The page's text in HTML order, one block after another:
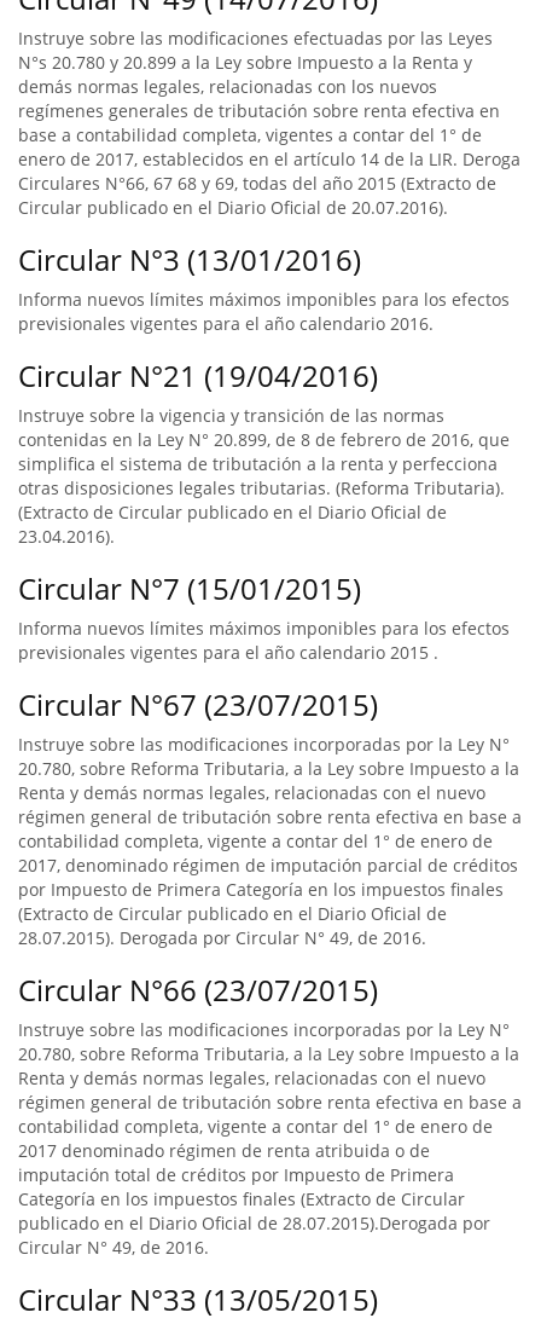
Instruye sobre las modificaciones efectuadas por las Leyes
N°s 20.780 y 20.899 a la Ley sobre Impuesto a la Renta y
demás normas legales, relacionadas con los nuevos
regímenes generales de tributación sobre renta efectiva en
base a contabilidad completa, vigentes a contar del 1° de
enero de 2017, establecidos en el artículo 14 de la LIR. Deroga
Circulares N°66, 67 68 y 69, todas del año 2015 (Extracto de
Circular publicado en el Diario Oficial de 20.07.2016).
Circular N°3 (13/01/2016)
Informa nuevos límites máximos imponibles para los efectos
previsionales vigentes para el año calendario 2016.
Circular N°21 (19/04/2016)
Instruye sobre la vigencia y transición de las normas
contenidas en la Ley N° 20.899, de 8 de febrero de 2016, que
simplifica el sistema de tributación a la renta y perfecciona
otras disposiciones legales tributarias. (Reforma Tributaria).
(Extracto de Circular publicado en el Diario Oficial de
23.04.2016).
Circular N°7 (15/01/2015)
Informa nuevos límites máximos imponibles para los efectos
previsionales vigentes para el año calendario 2015 .
Circular N°67 (23/07/2015)
Instruye sobre las modificaciones incorporadas por la Ley N°
20.780, sobre Reforma Tributaria, a la Ley sobre Impuesto a la
Renta y demás normas legales, relacionadas con el nuevo
régimen general de tributación sobre renta efectiva en base a
contabilidad completa, vigente a contar del 1° de enero de
2017, denominado régimen de imputación parcial de créditos
por Impuesto de Primera Categoría en los impuestos finales
(Extracto de Circular publicado en el Diario Oficial de
28.07.2015). Derogada por Circular N° 49, de 2016.
Circular N°66 (23/07/2015)
Instruye sobre las modificaciones incorporadas por la Ley N°
20.780, sobre Reforma Tributaria, a la Ley sobre Impuesto a la
Renta y demás normas legales, relacionadas con el nuevo
régimen general de tributación sobre renta efectiva en base a
contabilidad completa, vigente a contar del 1° de enero de
2017 denominado régimen de renta atribuida o de
imputación total de créditos por Impuesto de Primera
Categoría en los impuestos finales (Extracto de Circular
publicado en el Diario Oficial de 28.07.2015).Derogada por
Circular N° 49, de 2016.
Circular N°33 (13/05/2015)